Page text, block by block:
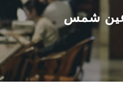
القطاعـات
الشئون الأكاديمية
البحث العلمي
عين شمس